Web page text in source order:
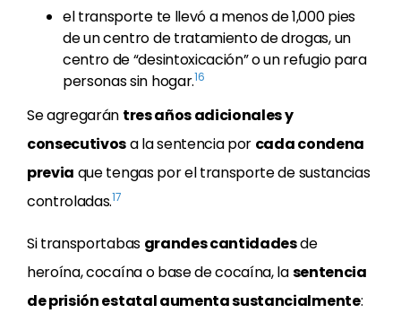
el transporte te llevó a menos de 1,000 pies
de un centro de tratamiento de drogas, un
centro de “desintoxicación” o un refugio para
personas sin hogar.16
Se agregarán tres años adicionales y
consecutivosa la sentencia por cada condena
previa que tengas por el transporte de sustancias
controladas.17
Si transportabas grandes cantidadesde
heroína, cocaína o base de cocaína, lasentencia
de prisión estatal aumenta sustancialmente: